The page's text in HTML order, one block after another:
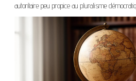
autoritaire peu propice au pluralisme